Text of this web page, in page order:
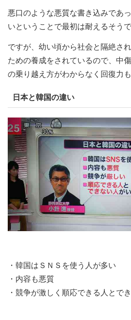
悪口のような悪質な書き込みであ
いということで最初は耐えるそうで
ですが、幼い頃から社会と隔絶さ
ための養成をされているので、中
の乗り越え方がわからなく回復力
日本と韓国の違い
・韓国はＳＮＳを使う人が多い
・内容も悪質
・競争が激しく順応できる人とで